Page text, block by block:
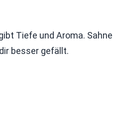
Tiefe und Aroma. Sahne
besser gefällt.